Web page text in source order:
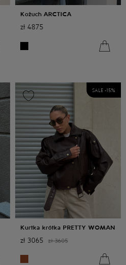
Kożuch ARCTICA
zł 4875
Kurtka krótka PRETTY WOMAN
zł 3065 zł 3605
SALE -15%